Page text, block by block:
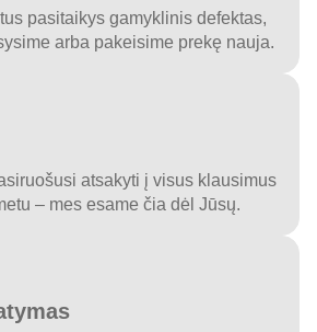
pasitaikys gamyklinis defektas,
arba pakeisime prekę nauja.
atsakyti į visus klausimus
– mes esame čia dėl Jūsų.